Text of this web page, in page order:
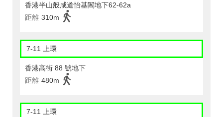
香港半山般咸道怡基閣地下62-62a
距離 310m
7-11 上環
香港高街 88 號地下
距離 480m
7-11 上環